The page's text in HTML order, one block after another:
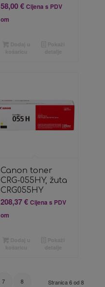
58,00€ Cijena s PDV
om
Canon toner
CRG-055HY, žuta
CRG055HY
208,37€ Cijena s PDV
om
Stranica 6 od 8
7 8